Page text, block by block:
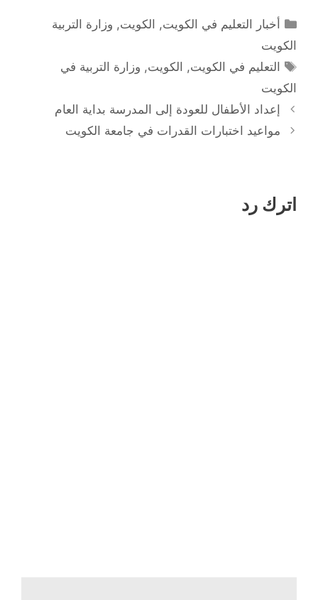
التصنيفات
أخبار التعليم في الكويت, الكويت, وزارة التربية
الكويت
الوسوم
التعليم في الكويت, الكويت, وزارة التربية في
الكويت
إعداد الأطفال للعودة إلى المدرسة بداية العام
مواعيد اختبارات القدرات في جامعة الكويت
اترك رد